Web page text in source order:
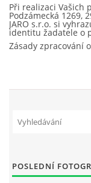
Při realizaci Vašich
Podzámecká 1269,
JARO s.r.o. si
identitu žadatele o
Zásady zpracování
POSLEDNÍ